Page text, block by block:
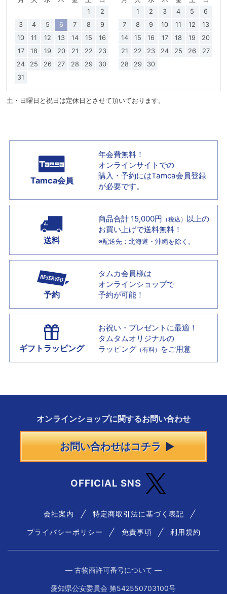
1
2
3
4 5 6 7 8
9
10
11 12 13 14 15
16
17
18 19 20 21 22
23
24
25 26 27 28 29
30
31
1
2 3 4 5
6
7
8 9 10 11 12
13
14
15 16 17 18 19
20
21
22 23 24 25 26
27
28
29 30
土・日曜日と祝日は定休日とさせて頂いております。
Tamca会員
年会費無料！
オンラインサイトでの
購入・予約にはTamca会員登録
が必要です。
送料
商品合計 15,000円 （税込） 以上の
お買い上げで送料無料！
※配送先：北海道・沖縄を除く。
予約
タムカ会員様は
オンラインショップで
予約が可能！
ギフトラッピング
お祝い・プレゼントに最適！
タムタムオリジナルの
ラッピング （有料） をご用意
オンラインショップに関するお問い合わせ
お問い合わせはコチラ
OFFICIAL SNS
会社案内 特定商取引法に基づく表記
プライバシーポリシー 免責事項 利用規約
― 古物商許可番号について ―
愛知県公安委員会 第542550703100号